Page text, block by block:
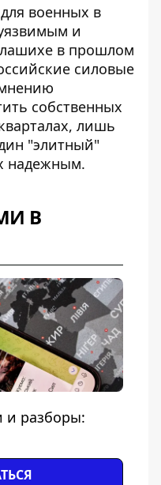
военных в
и
в прошлом
силовые
собственных
лишь
"элитный"
надежным.
В
и разборы: